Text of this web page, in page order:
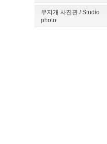
무지개 사진관 / Studio
photo